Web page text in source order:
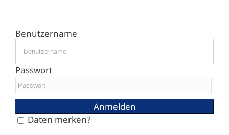
Benutzername
Passwort
Daten merken?